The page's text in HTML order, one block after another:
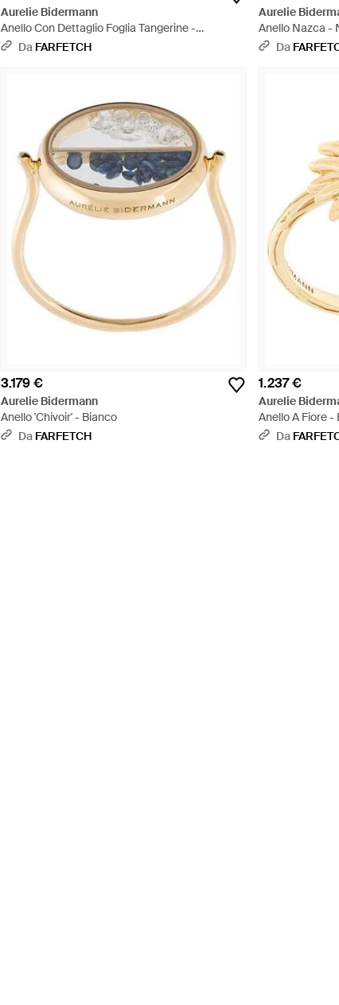
Aurelie Bidermann
Anello Con Dettaglio Foglia Tangerine -
Metallizzato
Da FARFETCH
Aurelie
Anello Nazca -
Da
3.179 €
Aurelie Bidermann
Anello 'Chivoir' - Bianco
Da FARFETCH
1.237 €
Aurelie
Anello A Fiore -
Da